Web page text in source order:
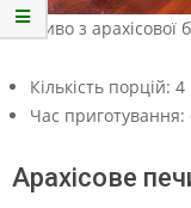
Печиво з арахісової
Кількість порцій: 4
Час приготування:
Арахісове